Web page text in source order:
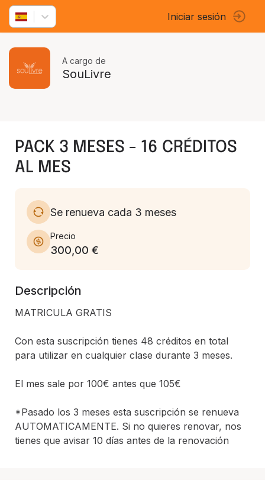
Iniciar sesión
A cargo de
SouLivre
PACK 3 MESES - 16 CRÉDITOS
AL MES
Se renueva cada 3 meses
Precio
300,00 €
Descripción
MATRICULA GRATIS
Con esta suscripción tienes 48 créditos en total
para utilizar en cualquier clase durante 3 meses.
El mes sale por 100€ antes que 105€
*Pasado los 3 meses esta suscripción se renueva
AUTOMATICAMENTE. Si no quieres renovar, nos